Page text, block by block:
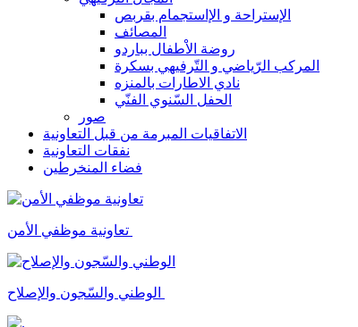
الإستراحة و الإاستجمام بقربص
المصائف
روضة الاْطفال بباردو
المركب الرّياضي و التّرفيهي بسكرة
نادي الاطارات بالمنزه
الحفل السّنوي الفنّي
صور
الاتفاقيات المبرمة من قبل التعاونية
نفقات التعاونية
فضاء المنخرطين